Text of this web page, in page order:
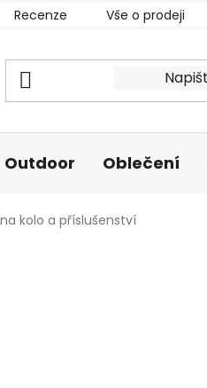
Recenze Vše o prodeji
Outdoor Oblečení
kolo a příslušenství